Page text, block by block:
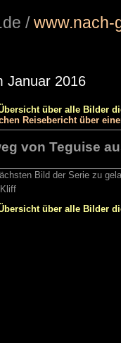
/www.nach-
Januar 2016
über alle Bilder
Reisebericht über
von Teguise
Bild der Serie zu
über alle Bilder